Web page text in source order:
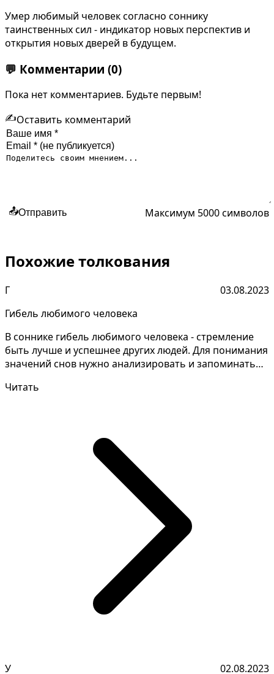
Умер любимый человек согласно соннику
таинственных сил - индикатор новых перспектив и
открытия новых дверей в будущем.
💬 Комментарии (0)
Пока нет комментариев. Будьте первым!
✍️Оставить комментарий
📤Отправить Максимум 5000 символов
Похожие толкования
Г
03.08.2023
Гибель любимого человека
В соннике гибель любимого человека - стремление
быть лучше и успешнее других людей. Для понимания
значений снов нужно анализировать и запоминать
Читать
У 02.08.2023